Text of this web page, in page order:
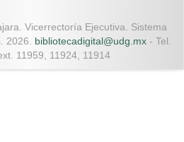
Vicerrectoría Ejecutiva. Sistema
2026. bibliotecadigital@udg.mx - Tel.
11959, 11924, 11914